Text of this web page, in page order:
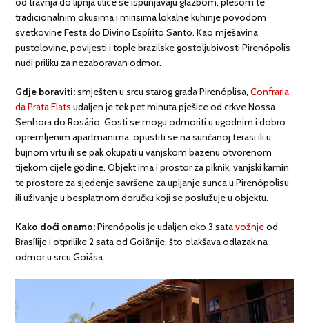
tradicionalnim okusima i mirisima lokalne kuhinje povodom
svetkovine Festa do Divino Espírito Santo. Kao mješavina
pustolovine, povijesti i tople brazilske gostoljubivosti Pirenópolis
nudi priliku za nezaboravan odmor.
Gdje boraviti:smješten u srcu starog grada Pirenóplisa,Confraria
da Prata Flats udaljen je tek pet minuta pješice od crkve Nossa
Senhora do Rosário. Gosti se mogu odmoriti u ugodnim i dobro
opremljenim apartmanima, opustiti se na sunčanoj terasi ili u
bujnom vrtu ili se pak okupati u vanjskom bazenu otvorenom
tijekom cijele godine. Objekt ima i prostor za piknik, vanjski kamin
te prostore za sjedenje savršene za upijanje sunca u Pirenópolisu
ili uživanje u besplatnom doručku koji se poslužuje u objektu.
Kako doći onamo:Pirenópolis je udaljen oko 3 satavožnjeod
Brasílije i otprilike 2 sata od Goiânije, što olakšava odlazak na
odmor u srcu Goiása.